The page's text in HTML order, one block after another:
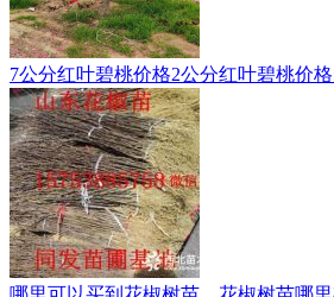
7公分红叶碧桃价格2公分红叶碧桃价